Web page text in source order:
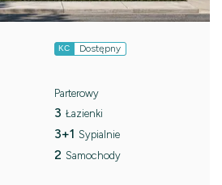
KC Dostępny
Parterowy
3 Łazienki
3+1 Sypialnie
2 Samochody